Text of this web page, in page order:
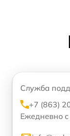
Служба
+7 (863)
Ежедневно